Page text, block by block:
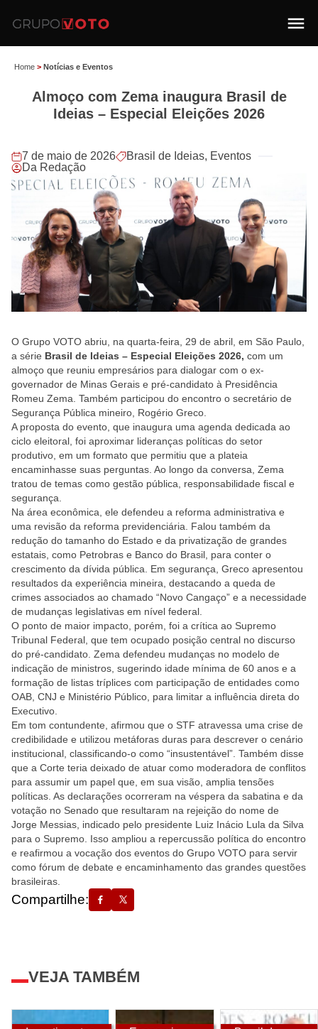
Home > Notícias e Eventos
Almoço com Zema inaugura Brasil de
Ideias – Especial Eleições 2026
7 de maio de 2026 Brasil de Ideias, Eventos
Da Redação
O Grupo VOTO abriu, na quarta-feira, 29 de abril, em São Paulo,
a série Brasil de Ideias – Especial Eleições 2026, com um
almoço que reuniu empresários para dialogar com o ex-
governador de Minas Gerais e pré-candidato à Presidência
Romeu Zema. Também participou do encontro o secretário de
Segurança Pública mineiro, Rogério Greco.
A proposta do evento, que inaugura uma agenda dedicada ao
ciclo eleitoral, foi aproximar lideranças políticas do setor
produtivo, em um formato que permitiu que a plateia
encaminhasse suas perguntas. Ao longo da conversa, Zema
tratou de temas como gestão pública, responsabilidade fiscal e
segurança.
Na área econômica, ele defendeu a reforma administrativa e
uma revisão da reforma previdenciária. Falou também da
redução do tamanho do Estado e da privatização de grandes
estatais, como Petrobras e Banco do Brasil, para conter o
crescimento da dívida pública. Em segurança, Greco apresentou
resultados da experiência mineira, destacando a queda de
crimes associados ao chamado “Novo Cangaço” e a necessidade
de mudanças legislativas em nível federal.
O ponto de maior impacto, porém, foi a crítica ao Supremo
Tribunal Federal, que tem ocupado posição central no discurso
do pré-candidato. Zema defendeu mudanças no modelo de
indicação de ministros, sugerindo idade mínima de 60 anos e a
formação de listas tríplices com participação de entidades como
OAB, CNJ e Ministério Público, para limitar a influência direta do
Executivo.
Em tom contundente, afirmou que o STF atravessa uma crise de
credibilidade e utilizou metáforas duras para descrever o cenário
institucional, classificando-o como “insustentável”. Também disse
que a Corte teria deixado de atuar como moderadora de conflitos
para assumir um papel que, em sua visão, amplia tensões
políticas. As declarações ocorreram na véspera da sabatina e da
votação no Senado que resultaram na rejeição do nome de
Jorge Messias, indicado pelo presidente Luiz Inácio Lula da Silva
para o Supremo. Isso ampliou a repercussão política do encontro
e reafirmou a vocação dos eventos do Grupo VOTO para servir
como fórum de debate e encaminhamento das grandes questões
brasileiras.
Compartilhe:
VEJA TAMBÉM